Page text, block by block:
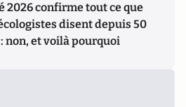
2026 confirme tout ce que
disent depuis 50
non, et voilà pourquoi